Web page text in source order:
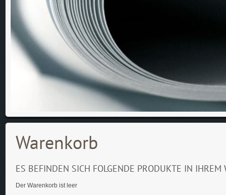
Warenkorb
ES BEFINDEN SICH FOLGENDE PRODUKTE IN IHREM
Der Warenkorb ist leer